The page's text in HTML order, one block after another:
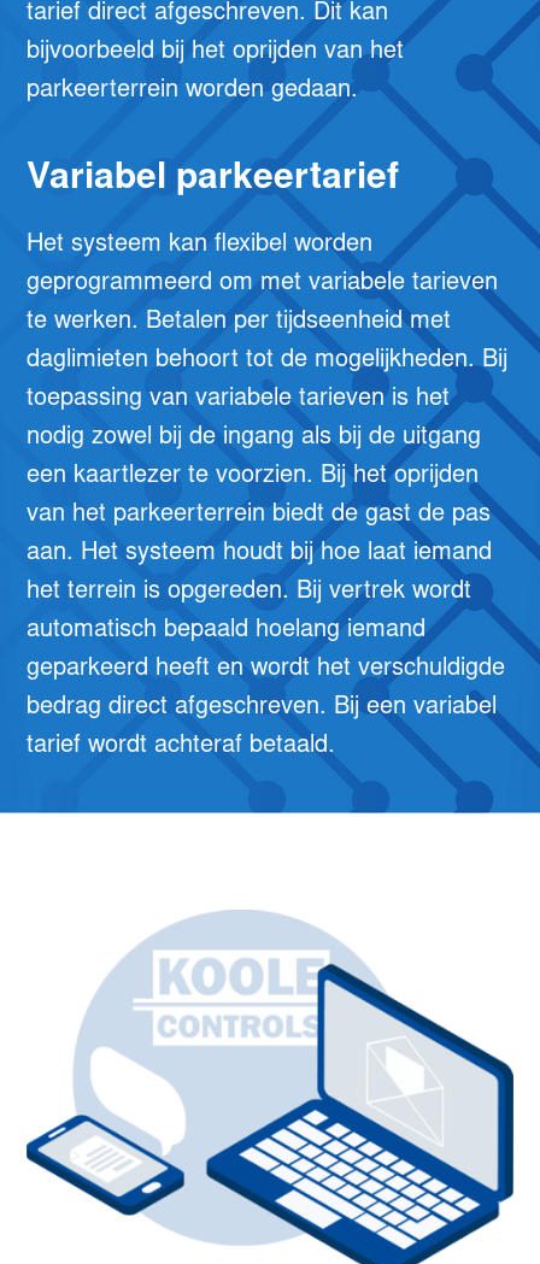
tarief direct afgeschreven. Dit kan
bijvoorbeeld bij het oprijden van het
parkeerterrein worden gedaan.
Variabel parkeertarief
Het systeem kan flexibel worden
geprogrammeerd om met variabele tarieven
te werken. Betalen per tijdseenheid met
daglimieten behoort tot de mogelijkheden. Bij
toepassing van variabele tarieven is het
nodig zowel bij de ingang als bij de uitgang
een kaartlezer te voorzien. Bij het oprijden
van het parkeerterrein biedt de gast de pas
aan. Het systeem houdt bij hoe laat iemand
het terrein is opgereden. Bij vertrek wordt
automatisch bepaald hoelang iemand
geparkeerd heeft en wordt het verschuldigde
bedrag direct afgeschreven. Bij een variabel
tarief wordt achteraf betaald.